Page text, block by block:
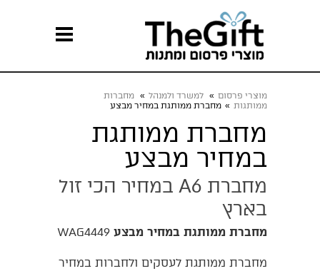
מוצרי פרסום » למשרד ולמנהל » מחברות
ממותגות » מחברת ממותגת במחיר מבצע
מחברת ממותגת
במחיר מבצע
מחברת A6 במחיר הכי זול
בארץ
מחברת ממותגת במחיר מבצע WAG4449
מחברת ממותגת לעסקים ולחברות במחיר